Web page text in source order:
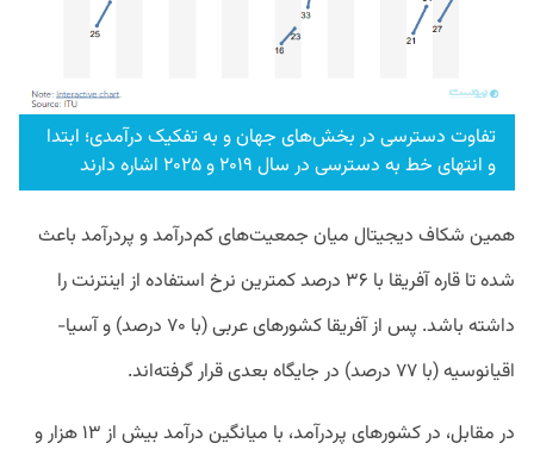
تفاوت دسترسی در بخش‌های جهان و به تفکیک درآمدی؛ ابتدا
و انتهای خط به دسترسی در سال ۲۰۱۹ و ۲۰۲۵ اشاره دارند
همین شکاف دیجیتال میان جمعیت‌های کم‌درآمد و پردرآمد باعث
شده تا قاره آفریقا با ۳۶ درصد کمترین نرخ استفاده از اینترنت را
داشته باشد. پس از آفریقا کشورهای عربی (با ۷۰ درصد) و آسیا-
اقیانوسیه (با ۷۷ درصد) در جایگاه بعدی قرار گرفته‌اند.
در مقابل، در کشورهای پردرآمد، با میانگین درآمد بیش از ۱۳ هزار و